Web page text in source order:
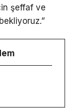
şeffaf ve